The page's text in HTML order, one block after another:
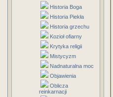
Historia Boga
Historia Piekła
Historia grzechu
Kozioł ofiarny
Krytyka religii
Mistycyzm
Nadnaturalna moc
Objawienia
Oblicza
reinkarnacji